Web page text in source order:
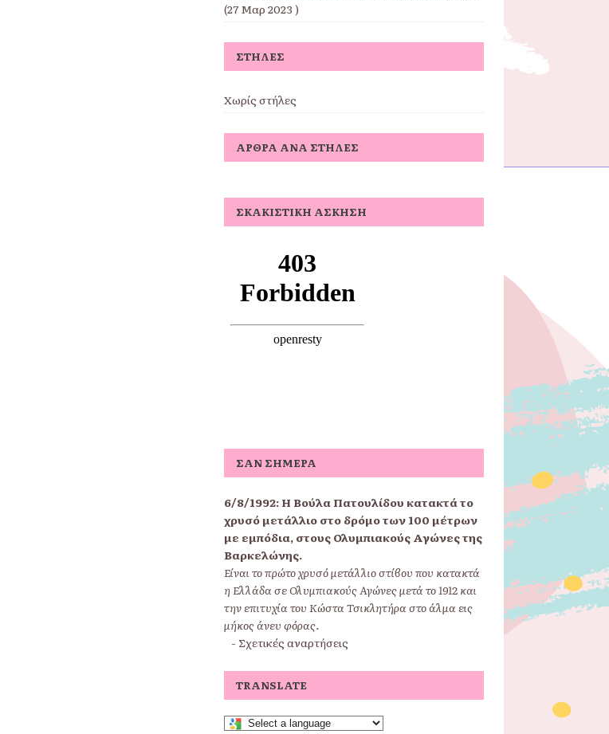
(27 Μαρ 2023 )
ΣΤΉΛΕΣ
Χωρίς στήλες
ΆΡΘΡΑ ΑΝΆ ΣΤΉΛΕΣ
ΣΚΑΚΙΣΤΙΚΉ ΆΣΚΗΣΗ
ΣΑΝ ΣΉΜΕΡΑ
6/8/1992: Η Βούλα Πατουλίδου κατακτά το
χρυσό μετάλλιο στο δρόμο των 100 μέτρων
με εμπόδια, στους Ολυμπιακούς Αγώνες της
Βαρκελώνης.
Είναι το πρώτο χρυσό μετάλλιο στίβου που κατακτά
η Ελλάδα σε Ολυμπιακούς Αγώνες μετά το 1912 και
την επιτυχία του Κώστα Τσικλητήρα στο άλμα εις
μήκος άνευ φόρας.
- Σχετικές αναρτήσεις
TRANSLATE